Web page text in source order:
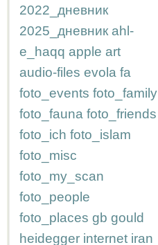
2022_дневник
2025_дневник ahl-
e_haqq apple art
audio-files evola fa
foto_events foto_family
foto_fauna foto_friends
foto_ich foto_islam
foto_misc
foto_my_scan
foto_people
foto_places gb gould
heidegger internet iran